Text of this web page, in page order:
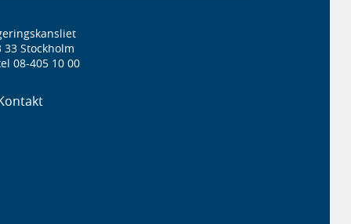
33 Stockholm
08-405 10 00